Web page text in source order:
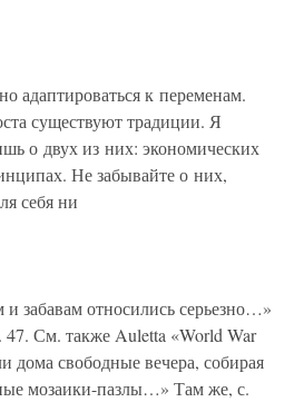
адаптироваться к переменам.
существуют традиции. Я
о двух из них: экономических
Не забывайте о них,
себя ни
забавам относились серьезно…»
47. См. также Auletta «World War
дома свободные вечера, собирая
мозаики-пазлы…» Там же, с.